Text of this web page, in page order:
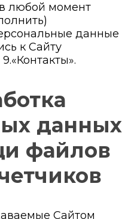
в любой момент
данные
к Сайту
данных
файлов
Сайтом